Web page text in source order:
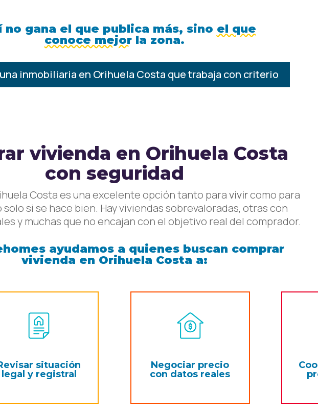
no gana el que publica más, sino el que
conoce mejor la zona.
inmobiliaria en Orihuela Costa que trabaja con criterio
vivienda en Orihuela Costa
con seguridad
Costa es una excelente opción tanto paravivircomo para
solo si se hace bien. Hay viviendas sobrevaloradas, otras con
y muchas que no encajan con el objetivo real del comprador.
ayudamos a quienes buscan comprar
vivienda en Orihuela Costa a:
situación
legal y registral
Negociar precio
con datos reales